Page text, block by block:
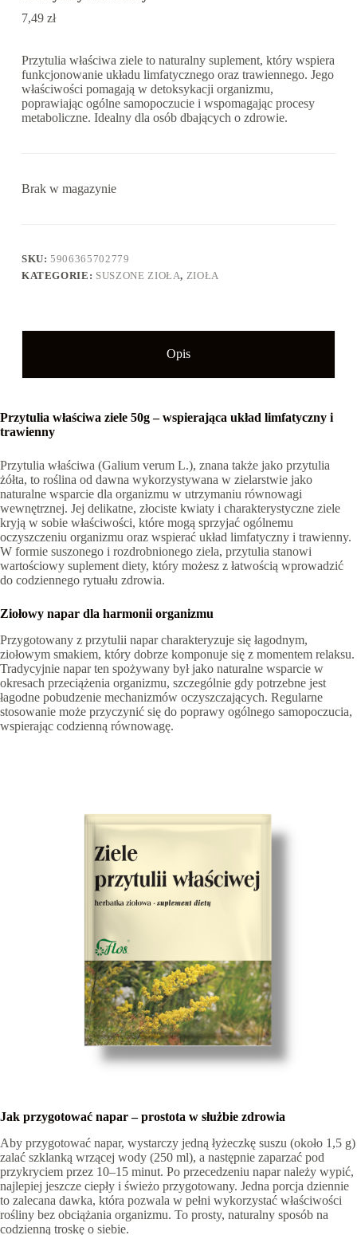
7,49 zł
Przytulia właściwa ziele to naturalny suplement, który wspiera
funkcjonowanie układu limfatycznego oraz trawiennego. Jego
właściwości pomagają w detoksykacji organizmu,
poprawiając ogólne samopoczucie i wspomagając procesy
metaboliczne. Idealny dla osób dbających o zdrowie.
Brak w magazynie
SKU:5906365702779
KATEGORIE: SUSZONE ZIOŁA, ZIOŁA
Opis
Przytulia właściwa ziele 50g – wspierająca układ limfatyczny i
trawienny
Przytulia właściwa (Galium verum L.), znana także jako przytulia
żółta, to roślina od dawna wykorzystywana w zielarstwie jako
naturalne wsparcie dla organizmu w utrzymaniu równowagi
wewnętrznej. Jej delikatne, złociste kwiaty i charakterystyczne ziele
kryją w sobie właściwości, które mogą sprzyjać ogólnemu
oczyszczeniu organizmu oraz wspierać układ limfatyczny i trawienny.
W formie suszonego i rozdrobnionego ziela, przytulia stanowi
wartościowy suplement diety, który możesz z łatwością wprowadzić
do codziennego rytuału zdrowia.
Ziołowy napar dla harmonii organizmu
Przygotowany z przytulii napar charakteryzuje się łagodnym,
ziołowym smakiem, który dobrze komponuje się z momentem relaksu.
Tradycyjnie napar ten spożywany był jako naturalne wsparcie w
okresach przeciążenia organizmu, szczególnie gdy potrzebne jest
łagodne pobudzenie mechanizmów oczyszczających. Regularne
stosowanie może przyczynić się do poprawy ogólnego samopoczucia,
wspierając codzienną równowagę.
Jak przygotować napar – prostota w służbie zdrowia
Aby przygotować napar, wystarczy jedną łyżeczkę suszu (około 1,5 g)
zalać szklanką wrzącej wody (250 ml), a następnie zaparzać pod
przykryciem przez 10–15 minut. Po przecedzeniu napar należy wypić,
najlepiej jeszcze ciepły i świeżo przygotowany. Jedna porcja dziennie
to zalecana dawka, która pozwala w pełni wykorzystać właściwości
rośliny bez obciążania organizmu. To prosty, naturalny sposób na
codzienną troskę o siebie.